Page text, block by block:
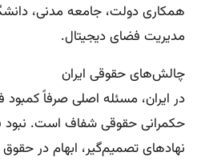
همکاری دولت، جامعه مدنی،
مدیریت فضای دیجیتال.
چالش‌های حقوقی ایران
در ایران، مسئله اصلی صرفاً کمبود
حکمرانی حقوقی شفاف است. نبود
نهادهای تصمیم‌گیر، ابهام در حقوق